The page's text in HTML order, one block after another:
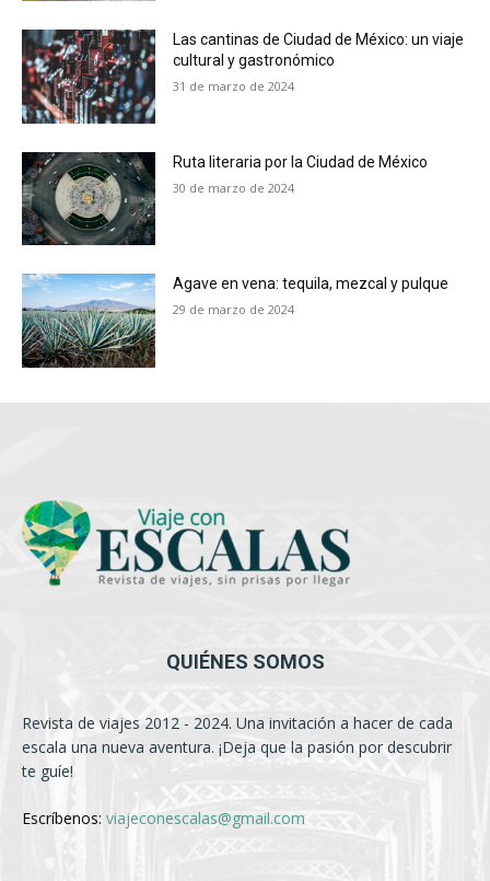
Las cantinas de Ciudad de México: un viaje
cultural y gastronómico
31 de marzo de 2024
Ruta literaria por la Ciudad de México
30 de marzo de 2024
Agave en vena: tequila, mezcal y pulque
29 de marzo de 2024
QUIÉNES SOMOS
Revista de viajes 2012 - 2024. Una invitación a hacer de cada
escala una nueva aventura. ¡Deja que la pasión por descubrir
te guíe!
Escríbenos: viajeconescalas@gmail.com